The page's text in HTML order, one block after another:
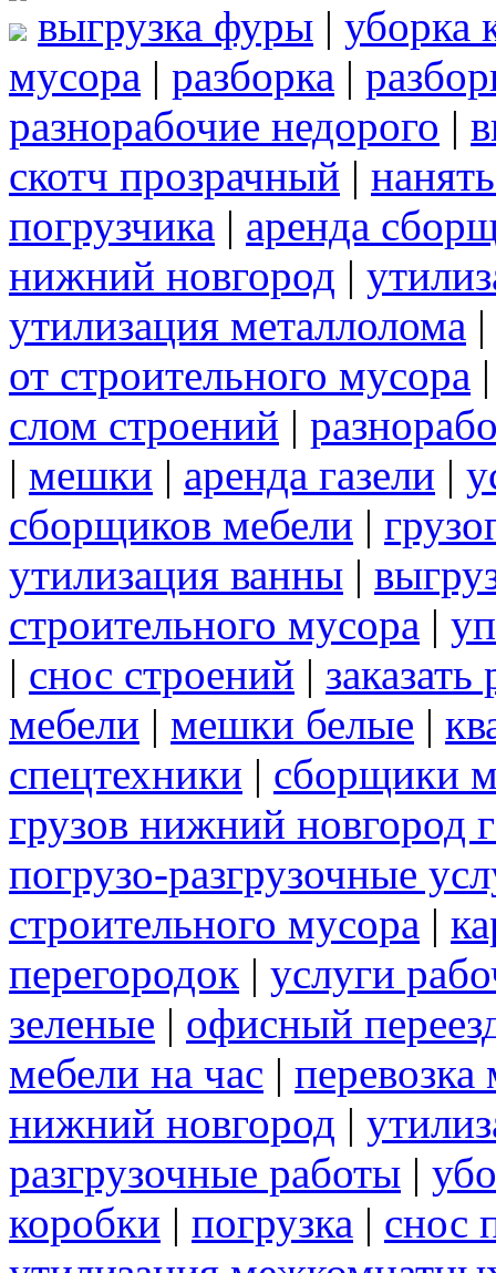
выгрузка фуры | уборка
мусора | разборка |
разнорабочие недорого |
скотч прозрачный |
погрузчика | аренда
нижний новгород |
утилизация металлолома |
от строительного мусора
слом строений |
| мешки | аренда газели |
сборщиков мебели |
утилизация ванны |
строительного мусора |
| снос строений |
мебели | мешки белые |
спецтехники | сборщики
грузов нижний новгород
погрузо-разгрузочные
строительного мусора |
перегородок | услуги
зеленые | офисный
мебели на час |
нижний новгород |
разгрузочные работы |
коробки | погрузка | снос